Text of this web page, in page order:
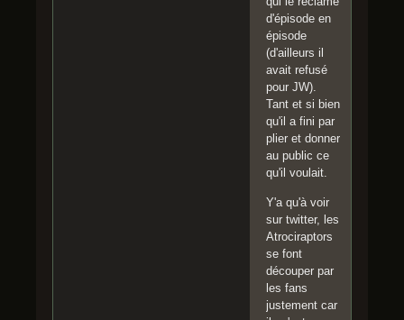
d'épisode en
épisode
(d'ailleurs il
avait refusé
pour JW).
Tant et si bien
qu'il a fini par
plier et donner
au public ce
qu'il voulait.
Y'a qu'à voir
sur twitter, les
Atrociraptors
se font
découper par
les fans
justement car